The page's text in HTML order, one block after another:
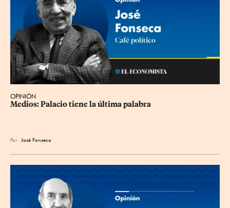
OPINIÓN
Medios: Palacio tiene la última palabra
Por José Fonseca